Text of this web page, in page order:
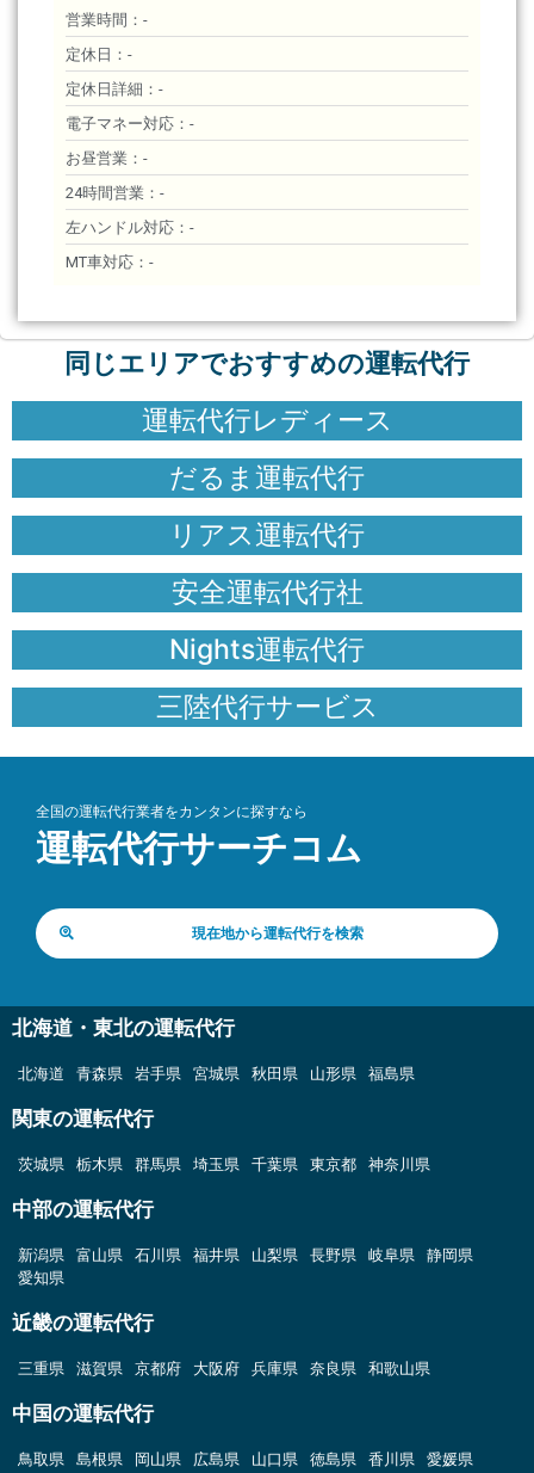
営業時間：-
定休日：-
定休日詳細：-
電子マネー対応：-
お昼営業：-
24時間営業：-
左ハンドル対応：-
MT車対応：-
同じエリアでおすすめの運転代行
運転代行レディース
だるま運転代行
リアス運転代行
安全運転代行社
Nights運転代行
三陸代行サービス
全国の運転代行業者をカンタンに探すなら
運転代行サーチコム
現在地から運転代行を検索
北海道・東北の運転代行
北海道 青森県 岩手県 宮城県 秋田県 山形県 福島県
関東の運転代行
茨城県 栃木県 群馬県 埼玉県 千葉県 東京都 神奈川県
中部の運転代行
新潟県 富山県 石川県 福井県 山梨県 長野県 岐阜県
静岡県
愛知県
近畿の運転代行
三重県 滋賀県 京都府 大阪府 兵庫県 奈良県 和歌山県
中国の運転代行
鳥取県 島根県 岡山県 広島県 山口県 徳島県 香川県
愛媛県